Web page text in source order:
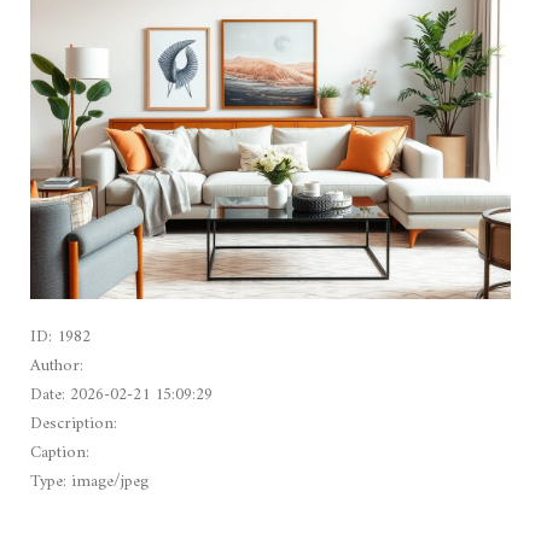
ID: 1982
Author:
Date: 2026-02-21 15:09:29
Description:
Caption:
Type: image/jpeg